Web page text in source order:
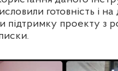
готовність і на
підтримку проекту з